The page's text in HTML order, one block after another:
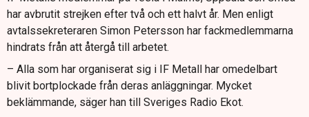
har avbrutit strejken efter två och ett halvt år. Men enligt
avtalssekreteraren Simon Petersson har fackmedlemmarna
hindrats från att återgå till arbetet.
– Alla som har organiserat sig i IF Metall har omedelbart
blivit bortplockade från deras anläggningar. Mycket
beklämmande, säger han till Sveriges Radio Ekot.